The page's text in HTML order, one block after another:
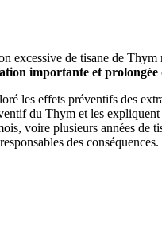
excessive de tisane de
importante et
les effets préventifs des
du Thym et les
voire plusieurs années de
des conséquences.